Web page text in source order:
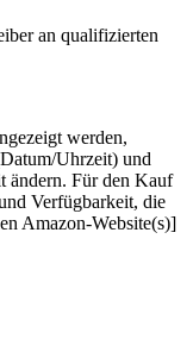
an qualifizierten
werden,
Uhrzeit) und
ändern. Für den Kauf
Verfügbarkeit, die
Amazon-Website(s)]